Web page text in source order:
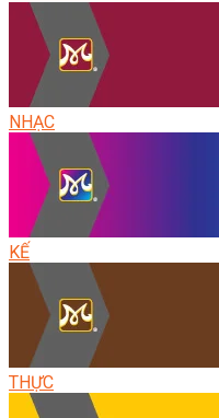
NHẠC
KẾ
THỰC